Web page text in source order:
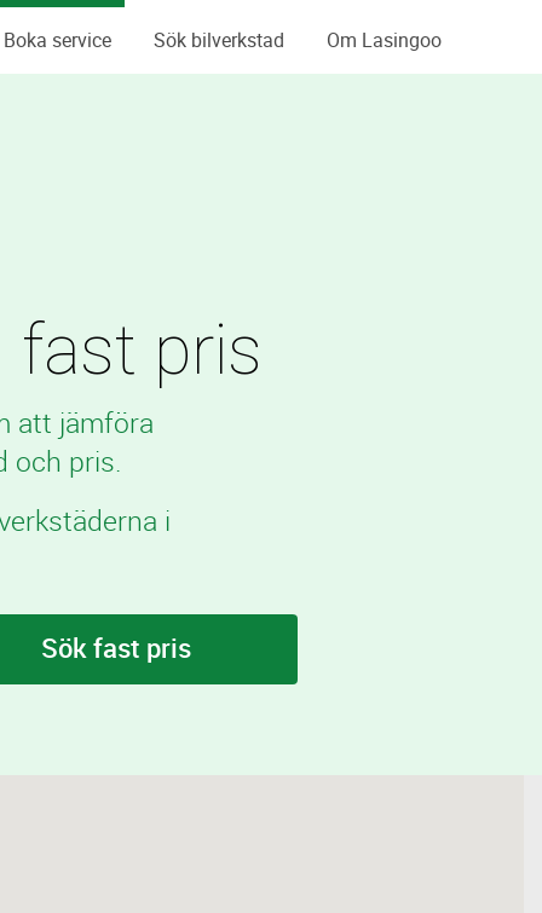
Boka service Sök bilverkstad Om Lasingoo
fast pris
att jämföra
och pris.
i
Sök fast pris